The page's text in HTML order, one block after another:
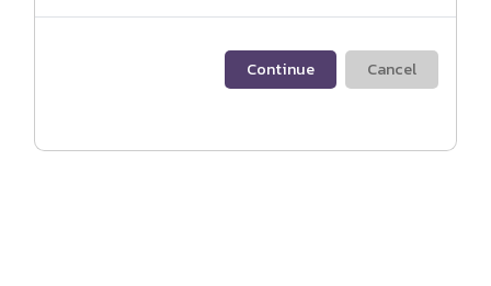
Continue Cancel